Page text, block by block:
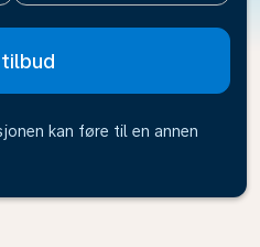
kan føre til en annen